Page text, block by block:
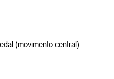
(movimento central)